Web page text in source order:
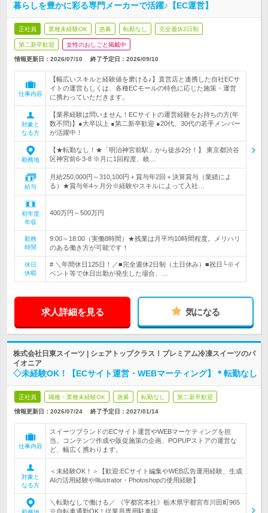
暮らしを豊かに彩る専門メーカーで活躍♪【EC運営】
正社員 業種未経験OK 急募 転勤なし 完全週休2日制
第二新卒歓迎 女性のおしごと掲載中
情報更新日：2026/07/10 終了予定日： 2026/09/10
仕事内容
【幅広いスキルと経験値を磨ける♪】直営店と連携した自社ECサ
イトの運営もしくは、各種ECモールの特色に応じた施策・運営
に携わっていただきます。
対象と
なる方
【業界経験は問いません！ECサイトの運営経験をお持ちの方(年
数不問)】●大卒以上 ●第二新卒歓迎 ●20代、30代の若手メンバー
が活躍中！
勤務地
【★転勤なし！★「明治神宮前駅」から徒歩2分！】 東京都渋谷
区神宮前6-3-8 ※月に1回程度、岐…
給与
月給250,000円～310,100円＋賞与年2回＋決算賞与（業績によ
る）★賞与年4ヶ月分※経験やスキルによって入社…
初年度
年収
400万円～500万円
勤務
時間
9:00～18:00（実働8時間）★残業は月平均10時間程度。メリハリ
のある働き方が可能です！
休日
休暇
# ＼年間休日125日！／■完全週休2日制（土日休み）■祝日└※イ
ベント等で休日出勤が発生した場合、…
求人詳細を見る 気になる
株式会社日東スイーツ | シェアトップクラス！プレミアム冷凍スイーツのパ
イオニア
◇未経験OK！【ECサイト運営・WEBマーティング】＊転勤なし
正社員 職種・業種未経験OK 急募 転勤なし 第二新卒歓迎
情報更新日：2026/07/24 終了予定日： 2027/01/14
仕事内容
スイーツブランドのECサイト運営やWEBマーケティングを担
当。コンテンツ作成や販促施策の企画、POPUPストアの運営な
ど、幅広く携わります。
対象と
なる方
＜未経験OK！＞【歓迎:ECサイト編集やWEB広告運用経験、生成
AIの活用経験やIllustrator・Photoshopの使用経験】
＼転勤なしで働ける／ 《宇都宮本社》栃木県宇都宮市川田町965
※自転車通勤OK！従業員専用駐車場…